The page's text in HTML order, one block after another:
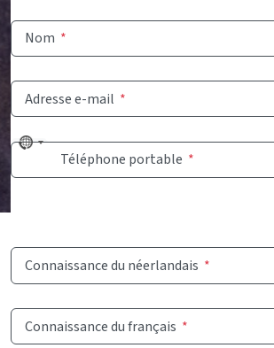
Nom *
Adresse e-mail *
No
countryTéléphone portable *
Connaissance du néerlandais *
Connaissance du français *